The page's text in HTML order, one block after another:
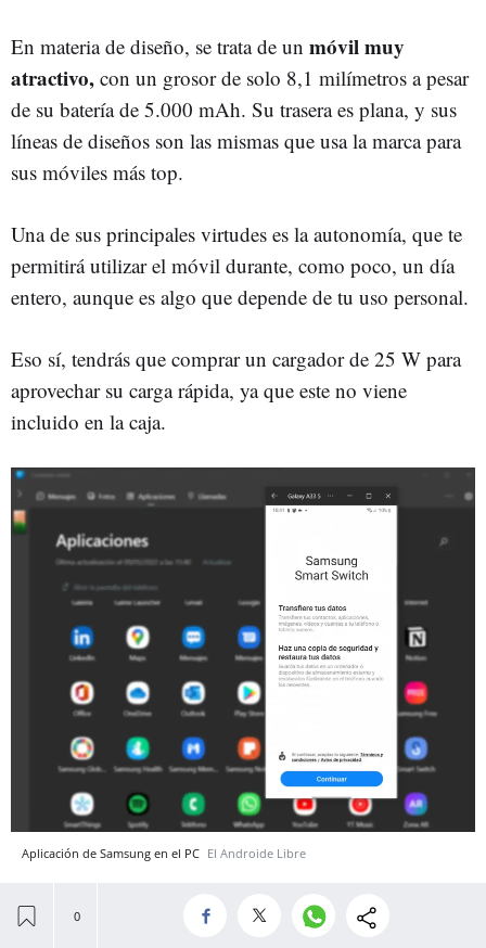
En materia de diseño, se trata de un móvil muy
atractivo, con un grosor de solo 8,1 milímetros a pesar
de su batería de 5.000 mAh. Su trasera es plana, y sus
líneas de diseños son las mismas que usa la marca para
sus móviles más top.
Una de sus principales virtudes es la autonomía, que te
permitirá utilizar el móvil durante, como poco, un día
entero, aunque es algo que depende de tu uso personal.
Eso sí, tendrás que comprar un cargador de 25 W para
aprovechar su carga rápida, ya que este no viene
incluido en la caja.
Aplicación de Samsung en el PC El Androide Libre
Además, podrás usar la conexión de Android con
Windows que, por el momento, es una función